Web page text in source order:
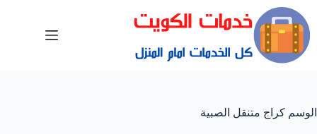
الوسم كراج متنقل الصبية